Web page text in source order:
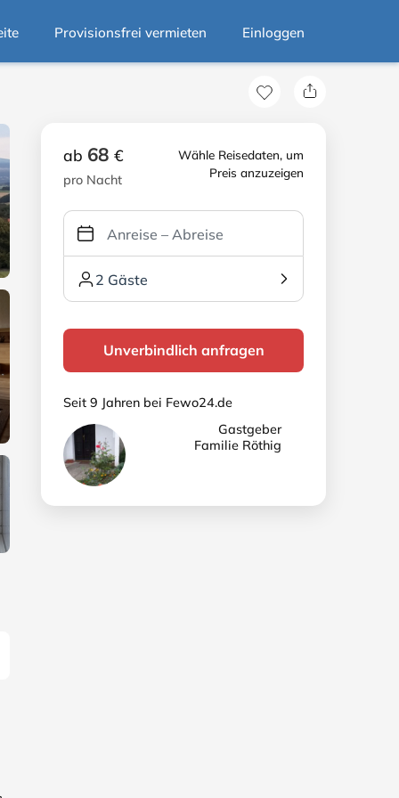
Provisionsfrei vermieten Einloggen
Wähle Reisedaten, um
Preis anzuzeigen
ab 68 €
pro Nacht
2 Gäste
Unverbindlich anfragen
Seit 9 Jahren bei Fewo24.de
Gastgeber
Familie Röthig